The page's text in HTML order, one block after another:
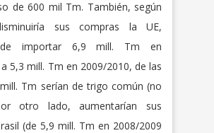
de 600 mil Tm. También, según
sus compras la UE,
de importar 6,9 mill. Tm en
5,3 mill. Tm en 2009/2010, de las
Tm serían de trigo común (no
otro lado, aumentarían sus
(de 5,9 mill. Tm en 2008/2009